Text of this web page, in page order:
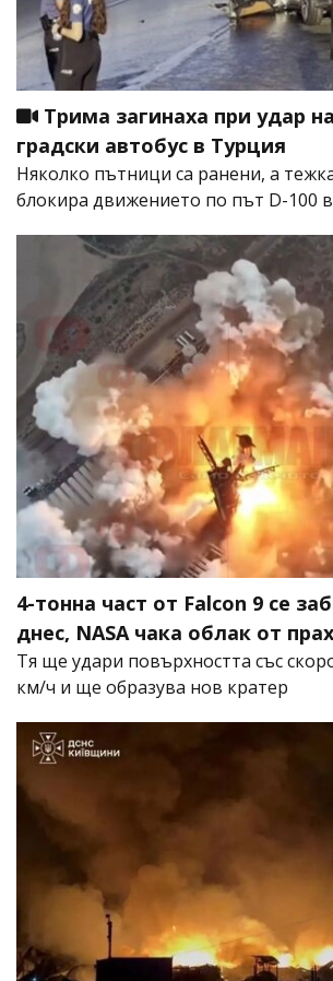
Трима загинаха при удар
градски автобус в Турция
Няколко пътници са ранени, а
блокира движението по път D-100
4-тонна част от Falcon 9 се
днес, NASA чака облак от прах
Тя ще удари повърхността със
км/ч и ще образува нов кратер